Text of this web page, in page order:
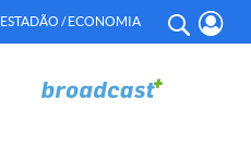
ESTADÃO / ECONOMIA